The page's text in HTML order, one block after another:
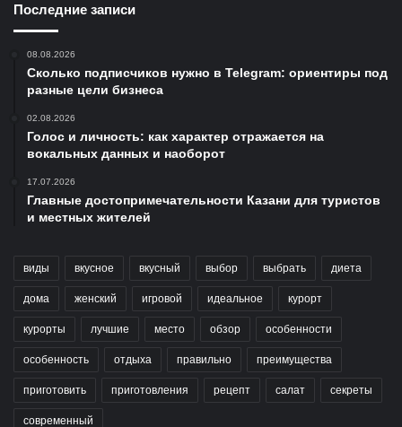
Последние записи
08.08.2026
Сколько подписчиков нужно в Telegram: ориентиры под
разные цели бизнеса
02.08.2026
Голос и личность: как характер отражается на
вокальных данных и наоборот
17.07.2026
Главные достопримечательности Казани для туристов
и местных жителей
виды вкусное вкусный выбор выбрать диета
дома женский игровой идеальное курорт
курорты лучшие место обзор особенности
особенность отдыха правильно преимущества
приготовить приготовления рецепт салат секреты
современный